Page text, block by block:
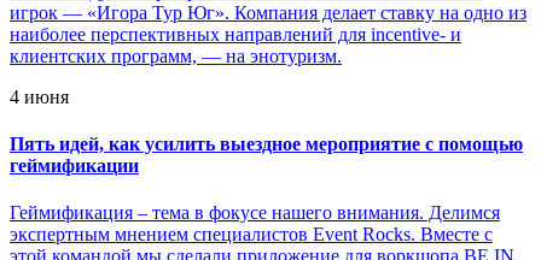
игрок — «Игора Тур Юг». Компания делает ставку на одно из
наиболее перспективных направлений для incentive- и
клиентских программ, — на энотуризм.
4 июня
Пять идей, как усилить выездное мероприятие с помощью
геймификации
Геймификация – тема в фокусе нашего внимания. Делимся
экспертным мнением специалистов Event Rocks. Вместе с
этой командой мы сделали приложение для воркшопа BE IN